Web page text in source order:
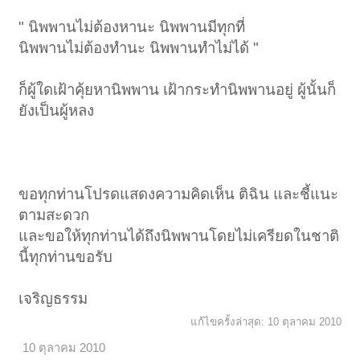
" นิพพานไม่ต้องหานะ นิพพานมีทุกที่
นิพพานไม่ต้องทำนะ นิพพานทำไม่ได้ "
ก็ผู้ใดเฝ้าคุ้ยหานิพพาน เฝ้ากระทำนิพพานอยู่ ผู้นั้นก็
ยังเป็นผู้หลง
ขอทุกท่านโปรดแสดงความคิดเห็น ติฉิน และชี้แนะ
ตามสะดวก
และขอให้ทุกท่านได้ถึงนิพพานโดยไม่เครียดในชาติ
นี้ทุกท่านขอรับ
เจริญธรรม
แก้ไขครั้งล่าสุด: 10 ตุลาคม 2010
10 ตุลาคม 2010